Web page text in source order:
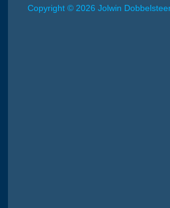
Copyright © 2026 Jolwin